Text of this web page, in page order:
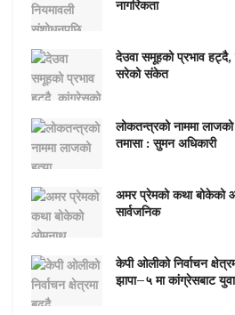
नागरिकता
देउवा समूहको प्रभाव
सरेको संकेत
लोकतन्त्रको नाममा
तमासा : सुमन अधिकारी
अमर प्रेमको कथा बोकेको
सार्वजनिक
केपी ओलीको निर्वाचन
झापा–५ मा कांग्रेसबाट